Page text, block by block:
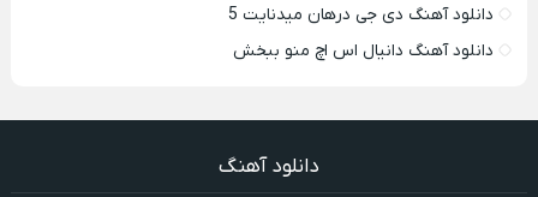
دانلود آهنگ دی جی درهان میدنایت 5
دانلود آهنگ دانیال اس اچ منو ببخش
دانلود آهنگ